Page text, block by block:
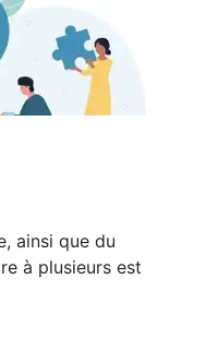
ainsi que du
à plusieurs est